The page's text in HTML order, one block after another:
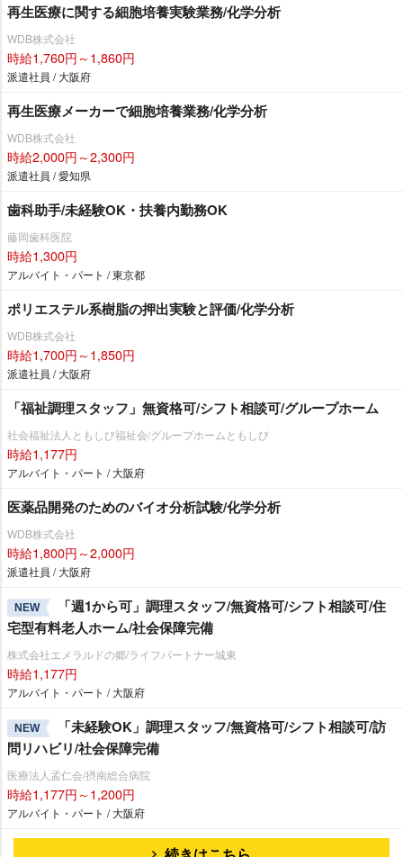
再生医療に関する細胞培養実験業務/化学分析
WDB株式会社
時給1,760円～1,860円
派遣社員 / 大阪府
再生医療メーカーで細胞培養業務/化学分析
WDB株式会社
時給2,000円～2,300円
派遣社員 / 愛知県
歯科助手/未経験OK・扶養内勤務OK
藤岡歯科医院
時給1,300円
アルバイト・パート / 東京都
ポリエステル系樹脂の押出実験と評価/化学分析
WDB株式会社
時給1,700円～1,850円
派遣社員 / 大阪府
「福祉調理スタッフ」無資格可/シフト相談可/グループホーム
社会福祉法人ともしび福祉会/グループホームともしび
時給1,177円
アルバイト・パート / 大阪府
医薬品開発のためのバイオ分析試験/化学分析
WDB株式会社
時給1,800円～2,000円
派遣社員 / 大阪府
NEW
「週1から可」調理スタッフ/無資格可/シフト相談可/住
宅型有料老人ホーム/社会保障完備
株式会社エメラルドの郷/ライフパートナー城東
時給1,177円
アルバイト・パート / 大阪府
NEW
「未経験OK」調理スタッフ/無資格可/シフト相談可/訪
問リハビリ/社会保障完備
医療法人孟仁会/摂南総合病院
時給1,177円～1,200円
アルバイト・パート / 大阪府